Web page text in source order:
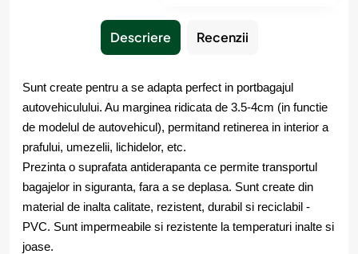
Descriere Recenzii
Sunt create pentru a se adapta perfect in portbagajul
autovehiculului. Au marginea ridicata de 3.5-4cm (in functie
de modelul de autovehicul), permitand retinerea in interior a
prafului, umezelii, lichidelor, etc.
Prezinta o suprafata antiderapanta ce permite transportul
bagajelor in siguranta, fara a se deplasa. Sunt create din
material de inalta calitate, rezistent, durabil si reciclabil -
PVC. Sunt impermeabile si rezistente la temperaturi inalte si
joase.